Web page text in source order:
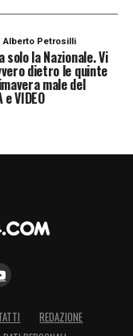
Alberto Petrosilli
la Nazionale. Vi
dietro le quinte
male del
VIDEO
REDAZIONE